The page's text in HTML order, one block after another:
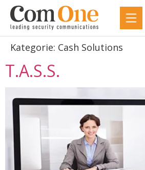
Kategorie: Cash Solutions
T.A.S.S.